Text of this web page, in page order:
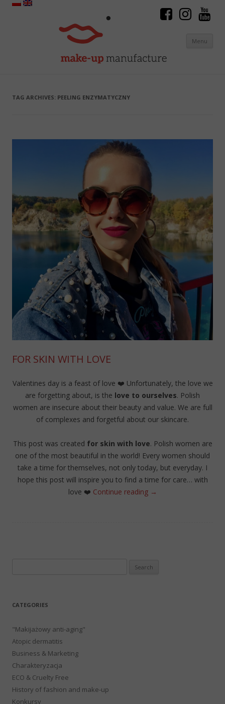
Menu
TAG ARCHIVES: PEELING ENZYMATYCZNY
FOR SKIN WITH LOVE
Valentines day is a feast of love ❤️ Unfortunately, the love we
are forgetting about, is the love to ourselves. Polish
women are insecure about their beauty and value. We are full
of complexes and forgetful about our skincare.
This post was created for skin with love. Polish women are
one of the most beautiful in the world! Every women should
take a time for themselves, not only today, but everyday. I
hope this post will inspire you to find a time for care… with
love ❤️ Continue reading →
CATEGORIES
"Makijażowy anti-aging"
Atopic dermatitis
Business & Marketing
Charakteryzacja
ECO & Cruelty Free
History of fashion and make-up
Konkursy